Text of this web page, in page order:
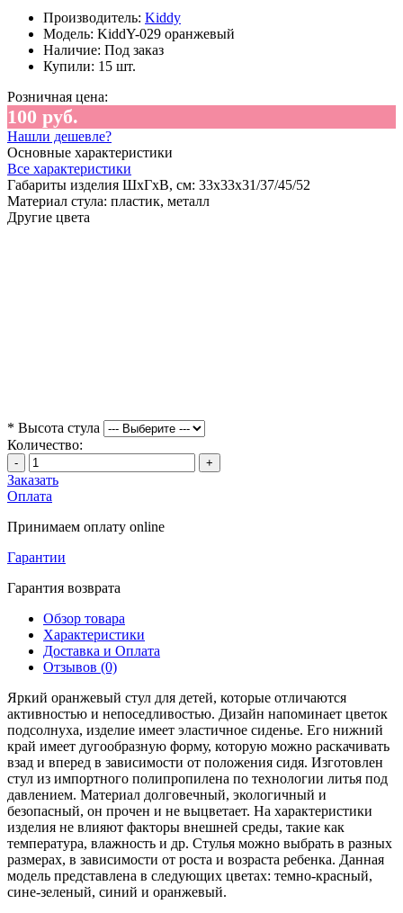
Производитель: Kiddy
Модель: KiddY-029 оранжевый
Наличие: Под заказ
Купили: 15 шт.
Розничная цена:
100 руб.
Нашли дешевле?
Основные характеристики
Все характеристики
Габариты изделия ШхГхВ, см: 33х33х31/37/45/52
Материал стула: пластик, металл
Другие цвета
* Высота стула
Количество:
- +
Заказать
Оплата
Принимаем оплату online
Гарантии
Гарантия возврата
Обзор товара
Характеристики
Доставка и Оплата
Отзывов (0)
Яркий оранжевый стул для детей, которые отличаются
активностью и непоседливостью. Дизайн напоминает цветок
подсолнуха, изделие имеет эластичное сиденье. Его нижний
край имеет дугообразную форму, которую можно раскачивать
взад и вперед в зависимости от положения сидя. Изготовлен
стул из импортного полипропилена по технологии литья под
давлением. Материал долговечный, экологичный и
безопасный, он прочен и не выцветает. На характеристики
изделия не влияют факторы внешней среды, такие как
температура, влажность и др. Стулья можно выбрать в разных
размерах, в зависимости от роста и возраста ребенка. Данная
модель представлена в следующих цветах: темно-красный,
сине-зеленый, синий и оранжевый.